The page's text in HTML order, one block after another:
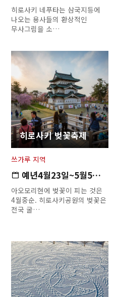
히로사키 네푸타는 삼국지등에
나오는 용사들의 환상적인
무사그림을 소…
히로사키 벚꽃축제
쓰가루 지역
예년4월23일~5월5일 (*회기는 …
아오모리현에 벚꽃이 피는 것은
4월중순. 히로사키공원의 벚꽃은
전국 굴…